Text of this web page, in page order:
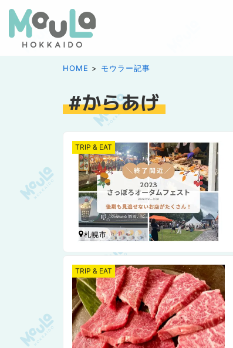
HOME モウラー記事
からあげ
TRIP & EAT
札幌市
TRIP & EAT